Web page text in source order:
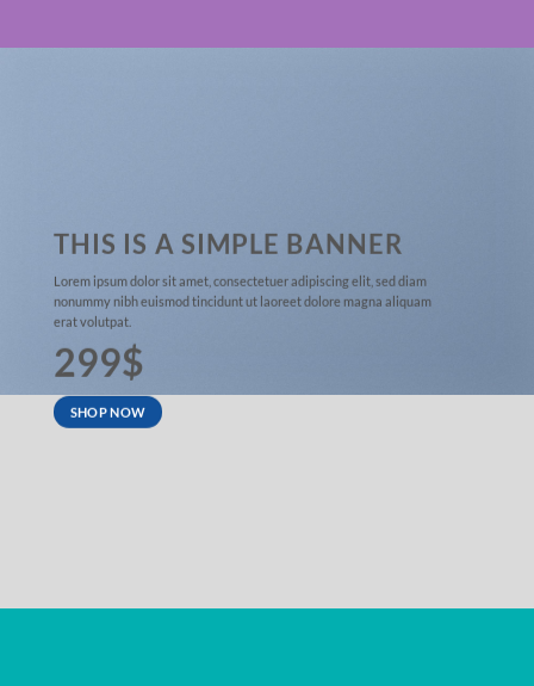
THIS IS A SIMPLE BANNER
Lorem ipsum dolor sit amet, consectetuer adipiscing elit, sed diam
nonummy nibh euismod tincidunt ut laoreet dolore magna aliquam
erat volutpat.
299$
SHOP NOW